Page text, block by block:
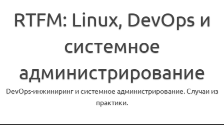
содержимому
RTFM: Linux, DevOps и
системное
администрирование
DevOps-инжиниринг и системное администрирование. Случаи из
практики.